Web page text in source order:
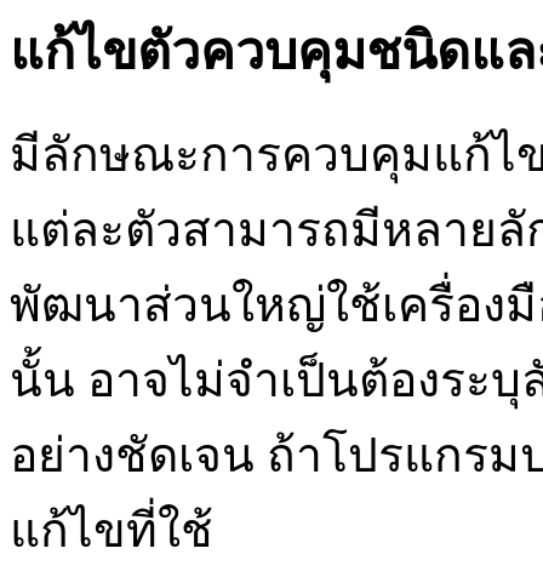
แก้ไขตัวควบคุมชนิดแ
มีลักษณะการควบคุมแก้ไ
แต่ละตัวสามารถมีหลาย
พัฒนาส่วนใหญ่ใช้เครื่อง
นั้น อาจไม่จำเป็นต้องระ
อย่างชัดเจน ถ้าโปรแกร
แก้ไขที่ใช้